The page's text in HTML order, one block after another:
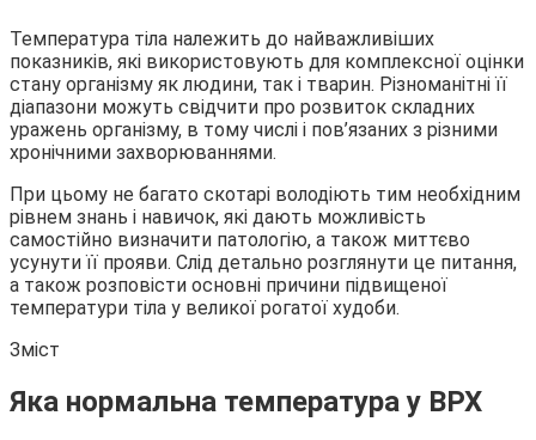
Температура тіла належить до найважливіших
показників, які використовують для комплексної оцінки
стану організму як людини, так і тварин. Різноманітні її
діапазони можуть свідчити про розвиток складних
уражень організму, в тому числі і пов’язаних з різними
хронічними захворюваннями.
При цьому не багато скотарі володіють тим необхідним
рівнем знань і навичок, які дають можливість
самостійно визначити патологію, а також миттєво
усунути її прояви. Слід детально розглянути це питання,
а також розповісти основні причини підвищеної
температури тіла у великої рогатої худоби.
Зміст
Яка нормальна температура у ВРХ